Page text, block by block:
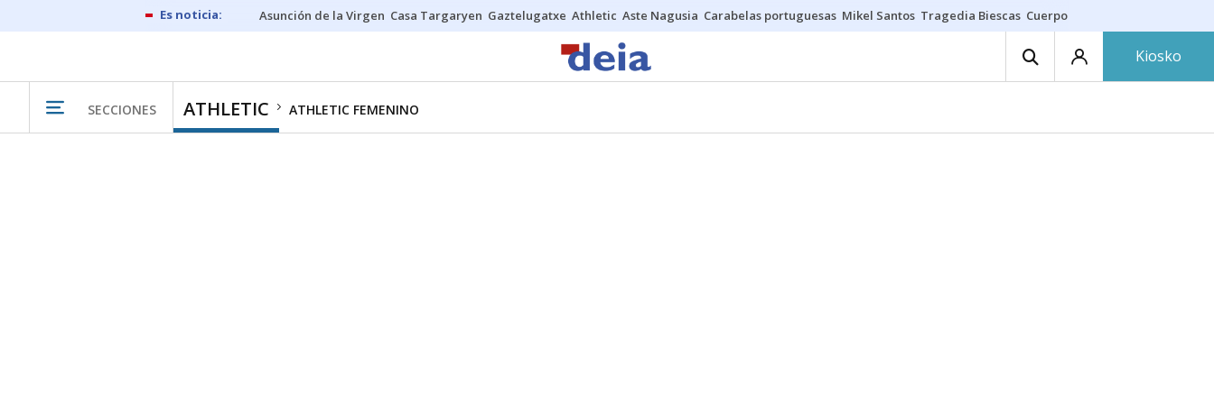
Asunción de la Virgen Casa Targaryen Gaztelugatxe Athletic Aste Nagusia Carabelas portuguesas Mikel Santos Tragedia Biescas Cuerpo ría
Kiosko
SECCIONES ATHLETIC ATHLETIC FEMENINO